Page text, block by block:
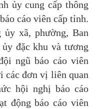
ủy cung cấp thông
cáo viên cấp tỉnh.
ủy xã, phường, Ban
đặc khu và tương
ngũ báo cáo viên
các đơn vị liên quan
hội nghị báo cáo
động báo cáo viên